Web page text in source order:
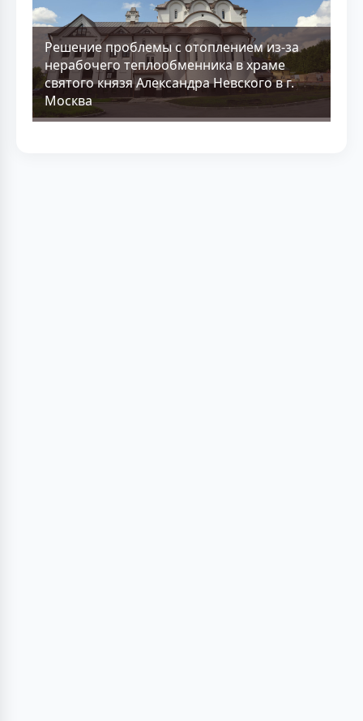
Решение проблемы с отоплением из-за
нерабочего теплообменника в храме
святого князя Александра Невского в г.
Москва